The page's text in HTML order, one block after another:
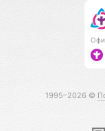
1995–2026 ©